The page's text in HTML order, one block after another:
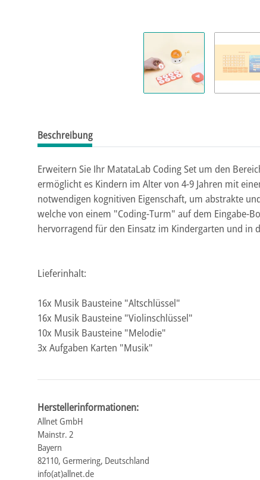
Beschreibung
Erweitern Sie Ihr MatataLab Coding Set um den
ermöglicht es Kindern im Alter von 4-9 Jahren mit
notwendigen kognitiven Eigenschaft, um abstrakte
welche von einem "Coding-Turm" auf dem Eingabe-
hervorragend für den Einsatz im Kindergarten und in
Lieferinhalt:
16x Musik Bausteine "Altschlüssel"
16x Musik Bausteine "Violinschlüssel"
10x Musik Bausteine "Melodie"
3x Aufgaben Karten "Musik"
Herstellerinformationen:
Allnet GmbH
Mainstr. 2
Bayern
82110, Germering, Deutschland
info(at)allnet.de